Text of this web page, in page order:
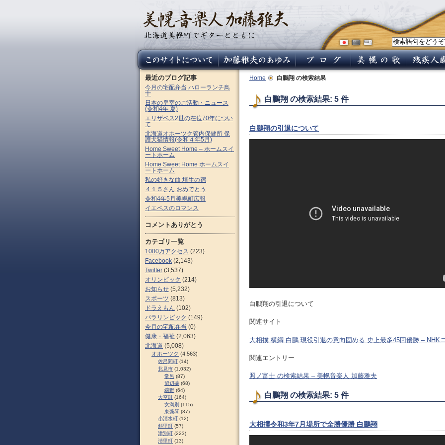
Home 白鵬翔 の検索結果
白鵬翔 の検索結果: 5 件
白鵬翔の引退について
白鵬翔の引退について
関連サイト
大相撲 横綱 白鵬 現役引退の意向固める 史上最多45回優勝 – NHK
関連エントリー
照ノ富士 の検索結果 – 美幌音楽人 加藤雅夫
白鵬翔 の検索結果: 5 件
大相撲令和3年7月場所で全勝優勝 白鵬翔
最近のブログ記事
今月の宅配弁当 ハローランチ鳥
十
日本の皇室のご活動・ニュース
(令和4年 夏)
エリザベス2世の在位70年につい
て
北海道オホーツク管内保健所 保
護犬猫情報(令和４年5月)
Home Sweet Home – ホームスイ
ートホーム
Home Sweet Home ホームスイ
ートホーム
私の好きな曲 埴生の宿
４１５さん おめでとう
令和4年5月美幌町広報
イエペスのロマンス
コメントありがとう
カテゴリ一覧
1000万アクセス (223)
Facebook (2,143)
Twitter (3,537)
オリンピック (214)
お知らせ (5,232)
スポーツ (813)
ドラえもん (102)
パラリンピック (149)
今月の宅配弁当 (0)
健康・福祉 (2,063)
北海道 (5,008)
オホーツク (4,563)
佐呂間町 (14)
北見市 (1,032)
常呂 (87)
留辺蘂 (68)
端野 (64)
大空町 (164)
女満別 (115)
東藻琴 (37)
小清水町 (12)
斜里町 (57)
津別町 (223)
清里町 (13)